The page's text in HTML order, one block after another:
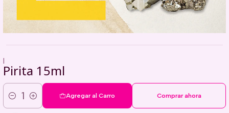
|
Pirita 15ml
Cantidad
Agregar al Carro Comprar ahora